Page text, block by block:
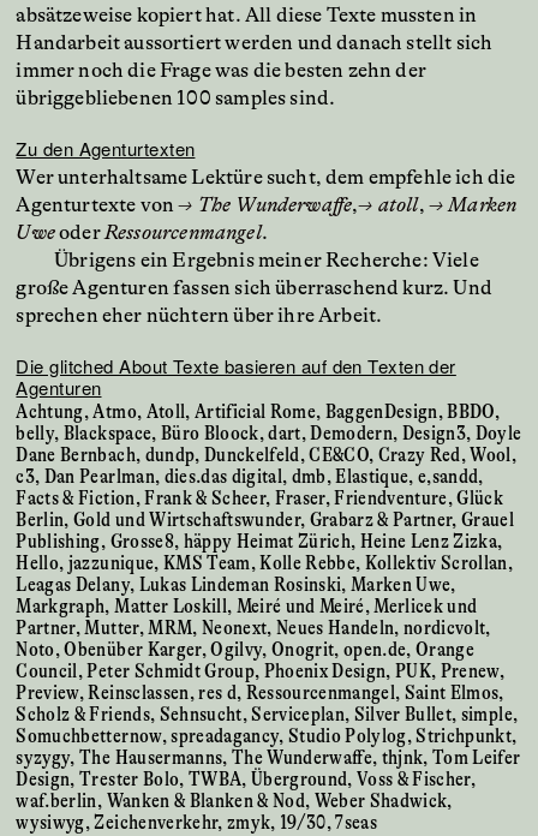
absätzeweise kopiert hat. All diese Texte mussten in
Handarbeit aussortiert werden und danach stellt sich
immer noch die Frage was die besten zehn der
übriggebliebenen 100 samples sind.
Zu den Agenturtexten
Wer unterhaltsame Lektüre sucht, dem empfehle ich die
Agenturtexte von→ The Wunderwaffe,→ atoll, → Marken
Uweoder Ressourcenmangel.
Übrigens ein Ergebnis meiner Recherche: Viele
große Agenturen fassen sich überraschend kurz. Und
sprechen eher nüchtern über ihre Arbeit.
Die glitched About Texte basieren auf den Texten der
Agenturen
Achtung, Atmo, Atoll, Artificial Rome, BaggenDesign, BBDO,
belly, Blackspace, Büro Bloock, dart, Demodern, Design3, Doyle
Dane Bernbach, dundp, Dunckelfeld, CE&CO, Crazy Red, Wool,
c3, Dan Pearlman, dies.das digital, dmb, Elastique, e,sandd,
Facts & Fiction, Frank & Scheer, Fraser, Friendventure, Glück
Berlin, Gold und Wirtschaftswunder, Grabarz & Partner, Grauel
Publishing, Grosse8, häppy Heimat Zürich, Heine Lenz Zizka,
Hello, jazzunique, KMS Team, Kolle Rebbe, Kollektiv Scrollan,
Leagas Delany, Lukas Lindeman Rosinski, Marken Uwe,
Markgraph, Matter Loskill, Meiré und Meiré, Merlicek und
Partner, Mutter, MRM, Neonext, Neues Handeln, nordicvolt,
Noto, Obenüber Karger, Ogilvy, Onogrit, open.de, Orange
Council, Peter Schmidt Group, Phoenix Design, PUK, Prenew,
Preview, Reinsclassen, res d, Ressourcenmangel, Saint Elmos,
Scholz & Friends, Sehnsucht, Serviceplan, Silver Bullet, simple,
Somuchbetternow, spreadagancy, Studio Polylog, Strichpunkt,
syzygy, The Hausermanns, The Wunderwaffe, thjnk, Tom Leifer
Design, Trester Bolo, TWBA, Überground, Voss & Fischer,
waf.berlin, Wanken & Blanken & Nod, Weber Shadwick,
wysiwyg, Zeichenverkehr, zmyk, 19/30, 7seas